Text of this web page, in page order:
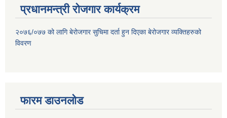
प्रधानमन्त्री रोजगार कार्यक्रम
२०७६/०७७ को लागि बेरोजगार सुचिमा दर्ता हुन दिएका बेरोजगार व्यक्तिहरुको
विवरण
फारम डाउनलोड